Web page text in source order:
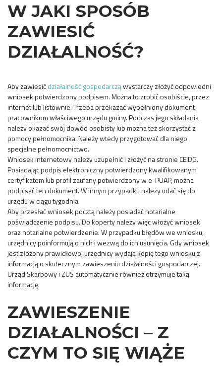
W JAKI SPOSÓB
ZAWIESIĆ
DZIAŁALNOŚĆ?
Aby zawiesićdziałalność gospodarcząwystarczy złożyć odpowiedni
wniosek potwierdzony podpisem. Można to zrobić osobiście, przez
internet lub listownie. Trzeba przekazać wypełniony dokument
pracownikom właściwego urzędu gminy. Podczas jego składania
należy okazać swój dowód osobisty lub można też skorzystać z
pomocy pełnomocnika. Należy wtedy przygotować dla niego
specjalne pełnomocnictwo.
Wniosek internetowy należy uzupełnić i złożyć na stronie CEIDG.
Posiadając podpis elektroniczny potwierdzony kwalifikowanym
certyfikatem lub profil zaufany potwierdzony w e-PUAP, można
podpisać ten dokument. W innym przypadku należy udać się do
urzędu w ciągu tygodnia.
Aby przesłać wniosek pocztą należy posiadać notarialne
poświadczenie podpisu. Do koperty należy więc włożyć wniosek
oraz notarialne potwierdzenie. W przypadku błędów we wniosku,
urzędnicy poinformują o nich i wezwą do ich usunięcia. Gdy wniosek
jest złożony prawidłowo, urzędnicy wydają kopię tego wniosku z
informacją o skutecznym zawieszeniu działalności gospodarczej.
Urząd Skarbowy i ZUS automatycznie również otrzymuje taką
informację.
ZAWIESZENIE
DZIAŁALNOŚCI – Z
CZYM TO SIĘ WIĄŻE